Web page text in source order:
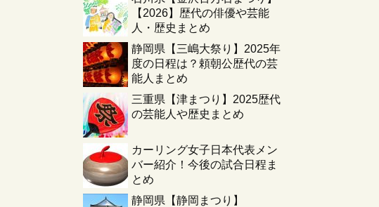
【2026】歴代の俳優や芸能
人・歴史まとめ
静岡県【三嶋大祭り】2025年
度の日程は？頼朝公歴代の芸
能人まとめ
三重県【津まつり】2025歴代
の芸能人や歴史まとめ
カーリング女子日本代表メン
バー紹介！今後の試合日程ま
とめ
静岡県【静岡まつり】